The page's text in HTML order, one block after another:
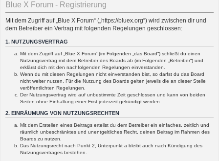
Blue X Forum - Registrierung
Mit dem Zugriff auf „Blue X Forum“ („https://bluex.org“) wird zwischen dir und
dem Betreiber ein Vertrag mit folgenden Regelungen geschlossen:
1. NUTZUNGSVERTRAG
Mit dem Zugriff auf „Blue X Forum“ (im Folgenden „das Board“) schließt du einen
Nutzungsvertrag mit dem Betreiber des Boards ab (im Folgenden „Betreiber“) und
erklärst dich mit den nachfolgenden Regelungen einverstanden.
Wenn du mit diesen Regelungen nicht einverstanden bist, so darfst du das Board
nicht weiter nutzen. Für die Nutzung des Boards gelten jeweils die an dieser Stelle
veröffentlichten Regelungen.
Der Nutzungsvertrag wird auf unbestimmte Zeit geschlossen und kann von beiden
Seiten ohne Einhaltung einer Frist jederzeit gekündigt werden.
2. EINRÄUMUNG VON NUTZUNGSRECHTEN
Mit dem Erstellen eines Beitrags erteilst du dem Betreiber ein einfaches, zeitlich und
räumlich unbeschränktes und unentgeltliches Recht, deinen Beitrag im Rahmen des
Boards zu nutzen.
Das Nutzungsrecht nach Punkt 2, Unterpunkt a bleibt auch nach Kündigung des
Nutzungsvertrages bestehen.